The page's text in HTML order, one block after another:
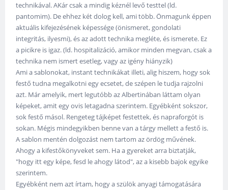
technikával. AKár csak a mindig kéznél levő testtel (ld.
pantomim). De ehhez két dolog kell, ami több. Önmagunk éppen
aktuális kifejezésének képessége (önismeret, gondolati
integritás, ilyesmi), és az adott technika megléte, és ismerete. Ez
a picikre is igaz. (ld. hospitalizáció, amikor minden megvan, csak a
technika nem ismert esetleg, vagy az igény hiányzik)
Ami a sablonokat, instant technikákat illeti, alig hiszem, hogy sok
festő tudna megalkotni egy ecsetet, de szépen le tudja rajzolni
azt. Már amelyik, mert legutóbb az Albertinában láttam olyan
képeket, amit egy ovis letagadna szerintem. Egyébként sokszor,
sok festő másol. Rengeteg tájképet festettek, és napraforgót is
sokan. Mégis mindegyikben benne van a tárgy mellett a festő is.
A sablon mentén dolgozást nem tartom az ördög művének.
Ahogy a kifestőkönyveket sem. Ha a gyereket arra biztatják,
"hogy itt egy képe, fesd le ahogy látod", az a kisebb bajok egyike
szerintem.
Egyébként nem azt írtam, hogy a szülök anyagi támogatására